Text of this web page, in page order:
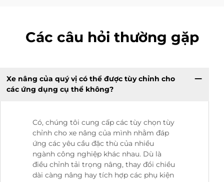
Các câu hỏi thường gặp
Xe nâng của quý vị có thể được tùy chỉnh cho
các ứng dụng cụ thể không?
Có, chúng tôi cung cấp các tùy chọn tùy
chỉnh cho xe nâng của mình nhằm đáp
ứng các yêu cầu đặc thù của nhiều
ngành công nghiệp khác nhau. Dù là
điều chỉnh tải trọng nâng, thay đổi chiều
dài càng nâng hay tích hợp các phụ kiện